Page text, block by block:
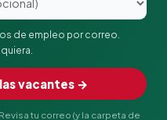
de empleo por correo.
vacantes →
tu correo (y la carpeta de